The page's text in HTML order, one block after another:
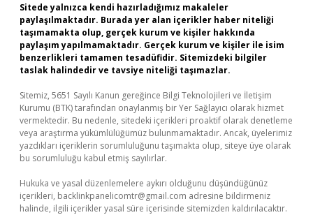
Sitede yalnızca kendi hazırladığımız makaleler
paylaşılmaktadır. Burada yer alan içerikler haber niteliği
taşımamakta olup, gerçek kurum ve kişiler hakkında
paylaşım yapılmamaktadır. Gerçek kurum ve kişiler ile isim
benzerlikleri tamamen tesadüfidir. Sitemizdeki bilgiler
taslak halindedir ve tavsiye niteliği taşımazlar.
Sitemiz, 5651 Sayılı Kanun gereğince Bilgi Teknolojileri ve İletişim
Kurumu (BTK) tarafından onaylanmış bir Yer Sağlayıcı olarak hizmet
vermektedir. Bu nedenle, sitedeki içerikleri proaktif olarak denetleme
veya araştırma yükümlülüğümüz bulunmamaktadır. Ancak, üyelerimiz
yazdıkları içeriklerin sorumluluğunu taşımakta olup, siteye üye olarak
bu sorumluluğu kabul etmiş sayılırlar.
Hukuka ve yasal düzenlemelere aykırı olduğunu düşündüğünüz
içerikleri, backlinkpanelicomtr@gmail.com adresine bildirmeniz
halinde, ilgili içerikler yasal süre içerisinde sitemizden kaldırılacaktır.